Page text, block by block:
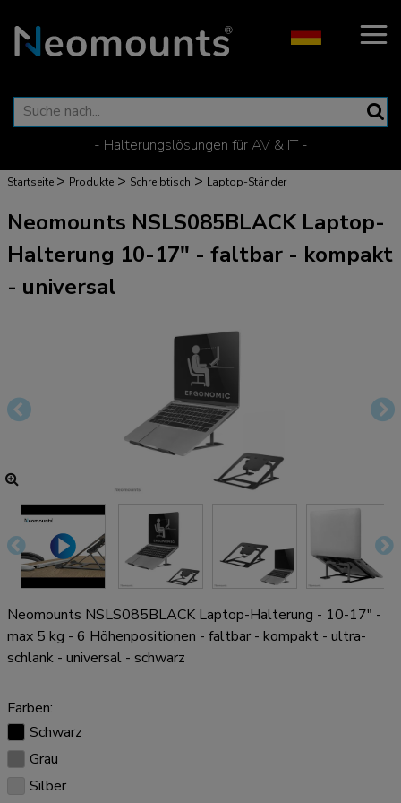
- Halterungslösungen für AV & IT -
Startseite > Produkte > Schreibtisch > Laptop-Ständer
Neomounts NSLS085BLACK Laptop-
Halterung 10-17" - faltbar - kompakt
- universal
Neomounts NSLS085BLACK Laptop-Halterung - 10-17" -
max 5 kg - 6 Höhenpositionen - faltbar - kompakt - ultra-
schlank - universal - schwarz
Farben:
Schwarz
Grau
Silber